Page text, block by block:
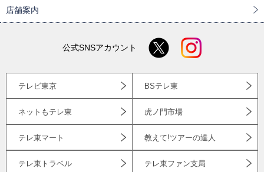
店舗案内
公式SNSアカウント
テレビ東京 BSテレ東
ネットもテレ東 虎ノ門市場
テレ東マート 教えて!ツアーの達人
テレ東トラベル テレ東ファン支局